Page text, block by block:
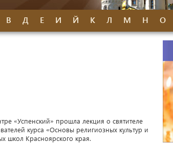
В Д Е И Й К Л М Н О
«Успенский» прошла лекция о святителе
курса «Основы религиозных культур и
школ Красноярского края.